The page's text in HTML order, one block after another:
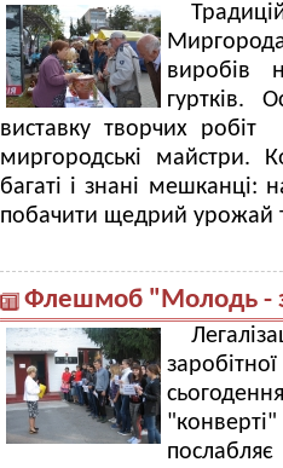
виробів
гуртків.
виставку творчих
миргородські майстри.
багаті і знані мешканці:
побачити щедрий урожай
Флешмоб "Молодь -